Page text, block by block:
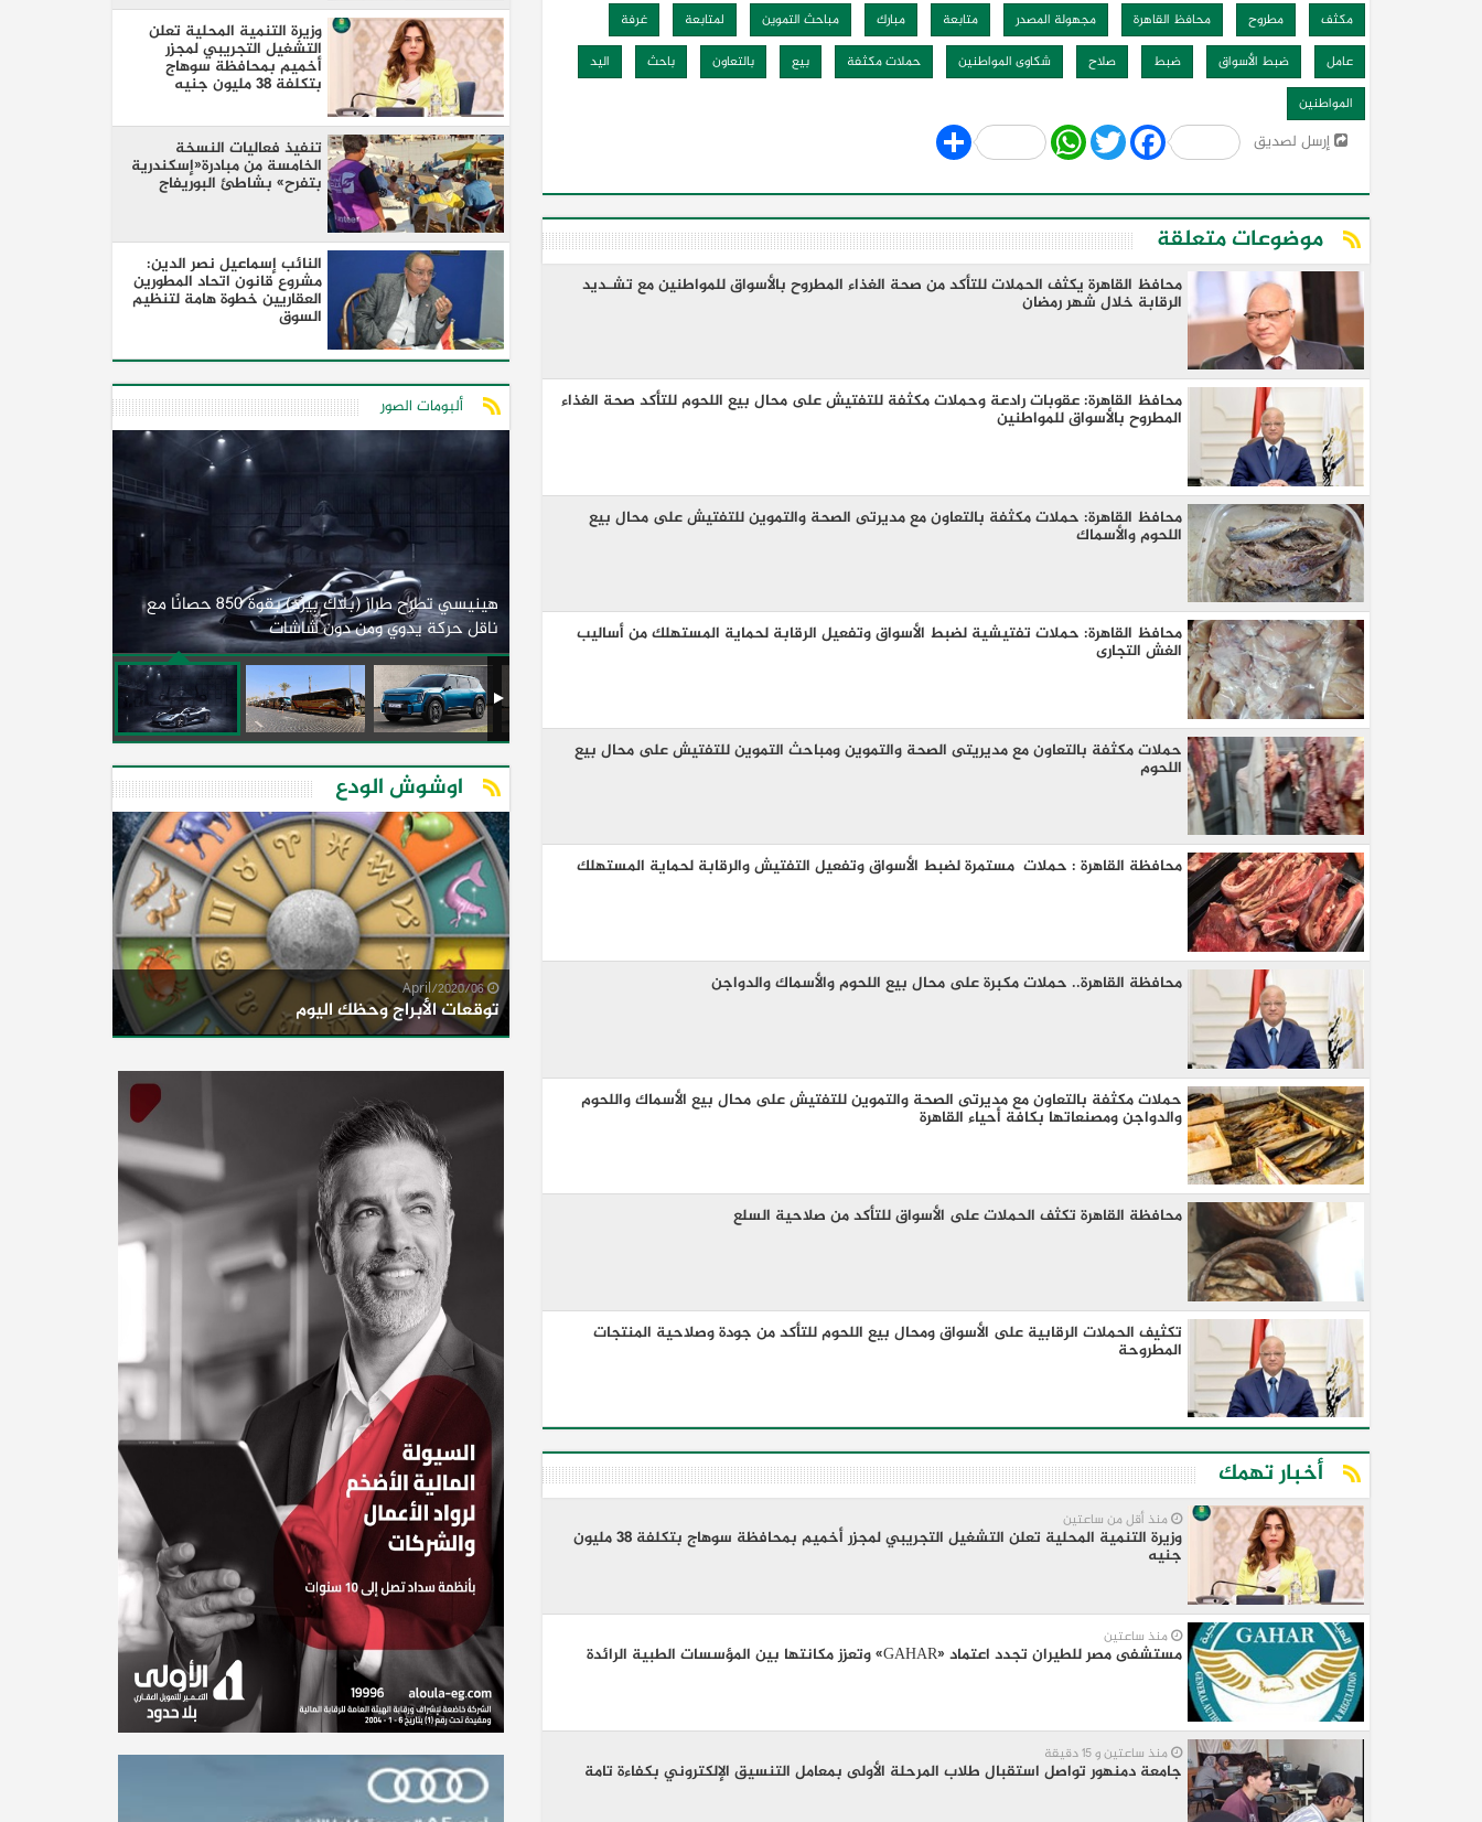
مكثف مطروح محافظ القاهرة مجهولة المصدر متابعة مبارك مباحث التموين لمتابعة
غرفة
عامل
ضبط الأسواق ضبط صلاح شكاوى المواطنين حملات مكثفة بيع بالتعاون باحث
اليد
المواطنين
إرسل لصديق Share WhatsApp
Twitter Facebook
موضوعات متعلقة
محافظ القاهرة يكثف الحملات للتأكد من صحة الغذاء المطروح بالأسواق للمواطنين مع تشـديد
الرقابة خلال شهر رمضان
محافظ القاهرة: عقوبات رادعة وحملات مكثفة للتفتيش على محال بيع اللحوم للتأكد صحة الغذاء
المطروح بالأسواق للمواطنين
محافظ القاهرة: حملات مكثفة بالتعاون مع مديرتى الصحة والتموين للتفتيش على محال بيع
اللحوم والأسماك
محافظ القاهرة: حملات تفتيشية لضبط الأسواق وتفعيل الرقابة لحماية المستهلك من أساليب
الغش التجارى
حملات مكثفة بالتعاون مع مديريتى الصحة والتموين ومباحث التموين للتفتيش على محال بيع
اللحوم
محافظة القاهرة : حملات مستمرة لضبط الأسواق وتفعيل التفتيش والرقابة لحماية المستهلك
محافظة القاهرة.. حملات مكبرة على محال بيع اللحوم والأسماك والدواجن
حملات مكثفة بالتعاون مع مديرتى الصحة والتموين للتفتيش على محال بيع الأسماك واللحوم
والدواجن ومصنعاتها بكافة أحياء القاهرة
محافظة القاهرة تكثف الحملات على الأسواق للتأكد من صلاحية السلع
تكثيف الحملات الرقابية على الأسواق ومحال بيع اللحوم للتأكد من جودة وصلاحية المنتجات
المطروحة
أخبار تهمك
منذ أقل من ساعتين
وزيرة التنمية المحلية تعلن التشغيل التجريبي لمجزر أخميم بمحافظة سوهاج بتكلفة 38 مليون
جنيه
منذ ساعتين
مستشفى مصر للطيران تجدد اعتماد «GAHAR» وتعزز مكانتها بين المؤسسات الطبية الرائدة
منذ ساعتين و 15 دقيقة
جامعة دمنهور تواصل استقبال طلاب المرحلة الأولى بمعامل التنسيق الإلكتروني بكفاءة تامة
وزيرة التنمية المحلية تعلن
التشغيل التجريبي لمجزر
أخميم بمحافظة سوهاج
بتكلفة 38 مليون جنيه
تنفيذ فعاليات النسخة
الخامسة من مبادرة«إسكندرية
بتفرح» بشاطئ البوريفاج
النائب إسماعيل نصر الدين:
مشروع قانون اتحاد المطورين
العقاريين خطوة هامة لتنظيم
السوق
ألبومات الصور
هينيسي تطرح طراز (بلاك بيرد) بقوة 850 حصانًا مع
ناقل حركة يدوي ومن دون شاشات
النصر للسيارات إلى شركة الاتحاد العربي للنقل البري
(السوبرجيت)
كيا EV9 GT للباحثين عن متعة قيادة السيارات الكهربائية
العائلية
اوشوش الودع
06/April/2020
توقعات الأبراج وحظك اليوم